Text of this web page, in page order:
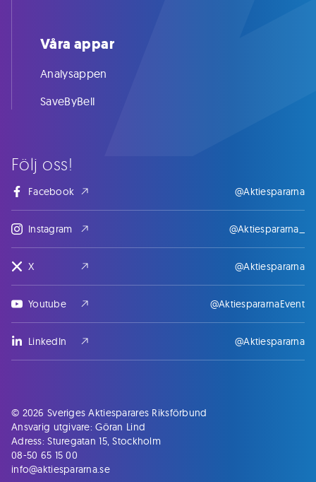
Följ oss!
Facebook @Aktiespararna
Instagram @Aktiespararna_
X @Aktiespararna
Youtube @AktiespararnaEvent
LinkedIn @Aktiespararna
Våra appar
Analysappen
SaveByBell
© 2026 Sveriges Aktiesparares Riksförbund
Ansvarig utgivare: Göran Lind
Adress: Sturegatan 15, Stockholm
08-50 65 15 00
info@aktiespararna.se